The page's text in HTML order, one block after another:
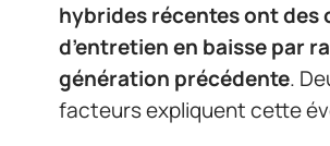
hybrides récentes ont des
d’entretien en baisse par
génération précédente.
facteurs expliquent cette